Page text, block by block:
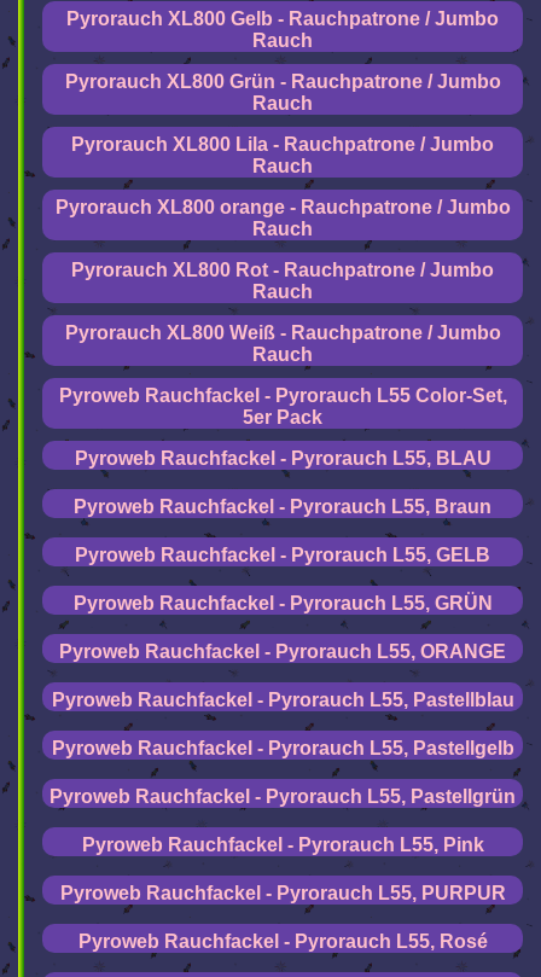
Pyrorauch XL800 Gelb - Rauchpatrone / Jumbo
Rauch
Pyrorauch XL800 Grün - Rauchpatrone / Jumbo
Rauch
Pyrorauch XL800 Lila - Rauchpatrone / Jumbo
Rauch
Pyrorauch XL800 orange - Rauchpatrone / Jumbo
Rauch
Pyrorauch XL800 Rot - Rauchpatrone / Jumbo
Rauch
Pyrorauch XL800 Weiß - Rauchpatrone / Jumbo
Rauch
Pyroweb Rauchfackel - Pyrorauch L55 Color-Set,
5er Pack
Pyroweb Rauchfackel - Pyrorauch L55, BLAU
Pyroweb Rauchfackel - Pyrorauch L55, Braun
Pyroweb Rauchfackel - Pyrorauch L55, GELB
Pyroweb Rauchfackel - Pyrorauch L55, GRÜN
Pyroweb Rauchfackel - Pyrorauch L55, ORANGE
Pyroweb Rauchfackel - Pyrorauch L55, Pastellblau
Pyroweb Rauchfackel - Pyrorauch L55, Pastellgelb
Pyroweb Rauchfackel - Pyrorauch L55, Pastellgrün
Pyroweb Rauchfackel - Pyrorauch L55, Pink
Pyroweb Rauchfackel - Pyrorauch L55, PURPUR
Pyroweb Rauchfackel - Pyrorauch L55, Rosé